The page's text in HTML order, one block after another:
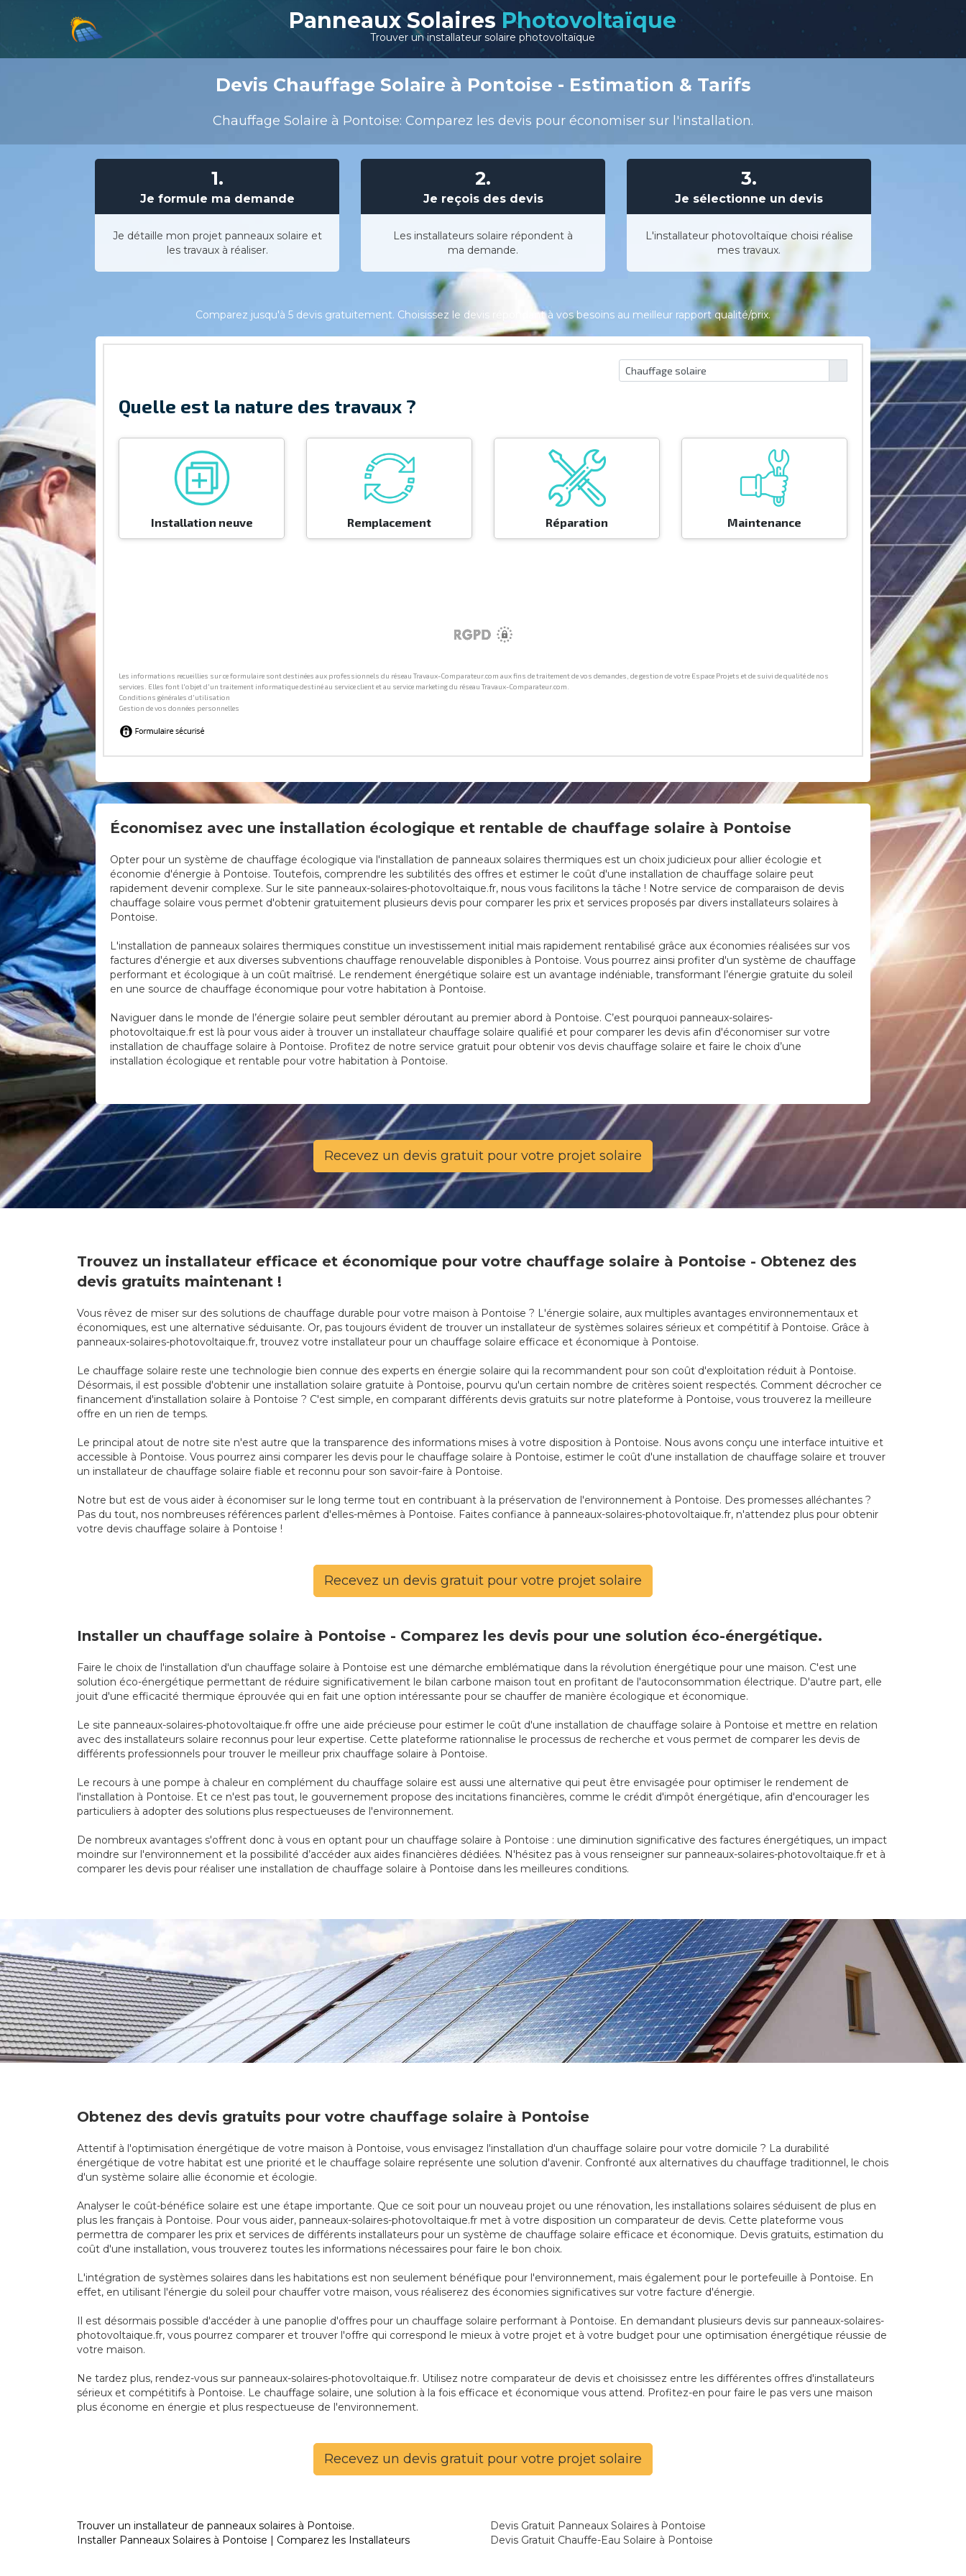
Panneaux Solaires Photovoltaïque
Trouver un installateur solaire photovoltaïque
Devis Chauffage Solaire à Pontoise - Estimation & Tarifs
Chauffage Solaire à Pontoise: Comparez les devis pour économiser sur l'installation.
1.
Je formule ma demande
Je détaille mon projet panneaux solaire et
les travaux à réaliser.
2.
Je reçois des devis
Les installateurs solaire répondent à
ma demande.
3.
Je sélectionne un devis
L'installateur photovoltaïque choisi réalise
mes travaux.
Comparez jusqu'à 5 devis gratuitement. Choisissez le devis répondant à vos besoins au meilleur rapport qualité/prix.
Économisez avec une installation écologique et rentable de chauffage solaire à Pontoise
Opter pour un système de chauffage écologique via l'installation de panneaux solaires thermiques est un choix judicieux pour allier écologie et
économie d'énergie à Pontoise. Toutefois, comprendre les subtilités des offres et estimer le coût d'une installation de chauffage solaire peut
rapidement devenir complexe. Sur le site panneaux-solaires-photovoltaique.fr, nous vous facilitons la tâche ! Notre service de comparaison de devis
chauffage solaire vous permet d'obtenir gratuitement plusieurs devis pour comparer les prix et services proposés par divers installateurs solaires à
Pontoise.
L'installation de panneaux solaires thermiques constitue un investissement initial mais rapidement rentabilisé grâce aux économies réalisées sur vos
factures d'énergie et aux diverses subventions chauffage renouvelable disponibles à Pontoise. Vous pourrez ainsi profiter d'un système de chauffage
performant et écologique à un coût maîtrisé. Le rendement énergétique solaire est un avantage indéniable, transformant l’énergie gratuite du soleil
en une source de chauffage économique pour votre habitation à Pontoise.
Naviguer dans le monde de l’énergie solaire peut sembler déroutant au premier abord à Pontoise. C’est pourquoi panneaux-solaires-
photovoltaique.fr est là pour vous aider à trouver un installateur chauffage solaire qualifié et pour comparer les devis afin d'économiser sur votre
installation de chauffage solaire à Pontoise. Profitez de notre service gratuit pour obtenir vos devis chauffage solaire et faire le choix d’une
installation écologique et rentable pour votre habitation à Pontoise.
Recevez un devis gratuit pour votre projet solaire
Trouvez un installateur efficace et économique pour votre chauffage solaire à Pontoise - Obtenez des
devis gratuits maintenant !
Vous rêvez de miser sur des solutions de chauffage durable pour votre maison à Pontoise ? L'énergie solaire, aux multiples avantages environnementaux et
économiques, est une alternative séduisante. Or, pas toujours évident de trouver un installateur de systèmes solaires sérieux et compétitif à Pontoise. Grâce à
panneaux-solaires-photovoltaique.fr, trouvez votre installateur pour un chauffage solaire efficace et économique à Pontoise.
Le chauffage solaire reste une technologie bien connue des experts en énergie solaire qui la recommandent pour son coût d'exploitation réduit à Pontoise.
Désormais, il est possible d'obtenir une installation solaire gratuite à Pontoise, pourvu qu'un certain nombre de critères soient respectés. Comment décrocher ce
financement d'installation solaire à Pontoise ? C'est simple, en comparant différents devis gratuits sur notre plateforme à Pontoise, vous trouverez la meilleure
offre en un rien de temps.
Le principal atout de notre site n'est autre que la transparence des informations mises à votre disposition à Pontoise. Nous avons conçu une interface intuitive et
accessible à Pontoise. Vous pourrez ainsi comparer les devis pour le chauffage solaire à Pontoise, estimer le coût d'une installation de chauffage solaire et trouver
un installateur de chauffage solaire fiable et reconnu pour son savoir-faire à Pontoise.
Notre but est de vous aider à économiser sur le long terme tout en contribuant à la préservation de l'environnement à Pontoise. Des promesses alléchantes ?
Pas du tout, nos nombreuses références parlent d'elles-mêmes à Pontoise. Faites confiance à panneaux-solaires-photovoltaique.fr, n'attendez plus pour obtenir
votre devis chauffage solaire à Pontoise !
Recevez un devis gratuit pour votre projet solaire
Installer un chauffage solaire à Pontoise - Comparez les devis pour une solution éco-énergétique.
Faire le choix de l'installation d'un chauffage solaire à Pontoise est une démarche emblématique dans la révolution énergétique pour une maison. C'est une
solution éco-énergétique permettant de réduire significativement le bilan carbone maison tout en profitant de l'autoconsommation électrique. D'autre part, elle
jouit d'une efficacité thermique éprouvée qui en fait une option intéressante pour se chauffer de manière écologique et économique.
Le site panneaux-solaires-photovoltaique.fr offre une aide précieuse pour estimer le coût d'une installation de chauffage solaire à Pontoise et mettre en relation
avec des installateurs solaire reconnus pour leur expertise. Cette plateforme rationnalise le processus de recherche et vous permet de comparer les devis de
différents professionnels pour trouver le meilleur prix chauffage solaire à Pontoise.
Le recours à une pompe à chaleur en complément du chauffage solaire est aussi une alternative qui peut être envisagée pour optimiser le rendement de
l'installation à Pontoise. Et ce n'est pas tout, le gouvernement propose des incitations financières, comme le crédit d'impôt énergétique, afin d'encourager les
particuliers à adopter des solutions plus respectueuses de l'environnement.
De nombreux avantages s'offrent donc à vous en optant pour un chauffage solaire à Pontoise : une diminution significative des factures énergétiques, un impact
moindre sur l'environnement et la possibilité d’accéder aux aides financières dédiées. N'hésitez pas à vous renseigner sur panneaux-solaires-photovoltaique.fr et à
comparer les devis pour réaliser une installation de chauffage solaire à Pontoise dans les meilleures conditions.
Obtenez des devis gratuits pour votre chauffage solaire à Pontoise
Attentif à l'optimisation énergétique de votre maison à Pontoise, vous envisagez l'installation d'un chauffage solaire pour votre domicile ? La durabilité
énergétique de votre habitat est une priorité et le chauffage solaire représente une solution d'avenir. Confronté aux alternatives du chauffage traditionnel, le chois
d'un système solaire allie économie et écologie.
Analyser le coût-bénéfice solaire est une étape importante. Que ce soit pour un nouveau projet ou une rénovation, les installations solaires séduisent de plus en
plus les français à Pontoise. Pour vous aider, panneaux-solaires-photovoltaique.fr met à votre disposition un comparateur de devis. Cette plateforme vous
permettra de comparer les prix et services de différents installateurs pour un système de chauffage solaire efficace et économique. Devis gratuits, estimation du
coût d'une installation, vous trouverez toutes les informations nécessaires pour faire le bon choix.
L'intégration de systèmes solaires dans les habitations est non seulement bénéfique pour l'environnement, mais également pour le portefeuille à Pontoise. En
effet, en utilisant l'énergie du soleil pour chauffer votre maison, vous réaliserez des économies significatives sur votre facture d'énergie.
Il est désormais possible d'accéder à une panoplie d'offres pour un chauffage solaire performant à Pontoise. En demandant plusieurs devis sur panneaux-solaires-
photovoltaique.fr, vous pourrez comparer et trouver l'offre qui correspond le mieux à votre projet et à votre budget pour une optimisation énergétique réussie de
votre maison.
Ne tardez plus, rendez-vous sur panneaux-solaires-photovoltaique.fr. Utilisez notre comparateur de devis et choisissez entre les différentes offres d'installateurs
sérieux et compétitifs à Pontoise. Le chauffage solaire, une solution à la fois efficace et économique vous attend. Profitez-en pour faire le pas vers une maison
plus économe en énergie et plus respectueuse de l'environnement.
Recevez un devis gratuit pour votre projet solaire
Trouver un installateur de panneaux solaires à Pontoise.
Installer Panneaux Solaires à Pontoise | Comparez les Installateurs
Devis Gratuit Panneaux Solaires à Pontoise
Devis Gratuit Chauffe-Eau Solaire à Pontoise